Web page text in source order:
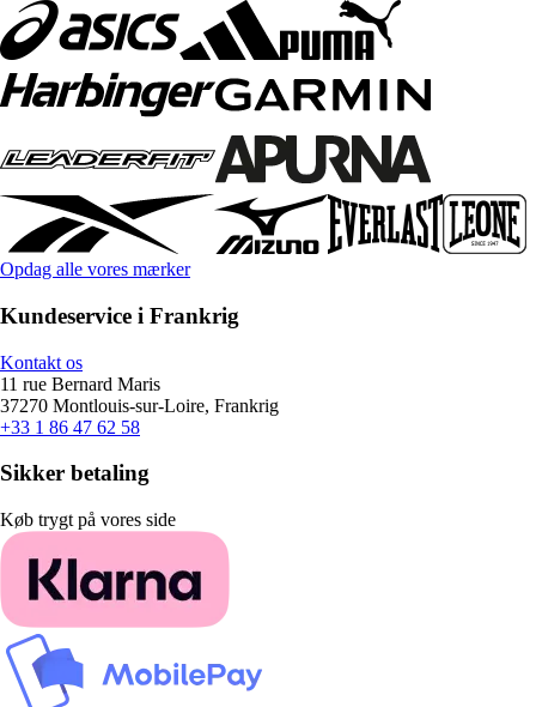
Opdag alle vores mærker
Kundeservice i Frankrig
Kontakt os
11 rue Bernard Maris
37270 Montlouis-sur-Loire, Frankrig
+33 1 86 47 62 58
Sikker betaling
Køb trygt på vores side